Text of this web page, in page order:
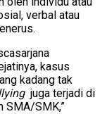
verbal atau
kasus
kadang tak
juga terjadi di
SMA/SMK,”